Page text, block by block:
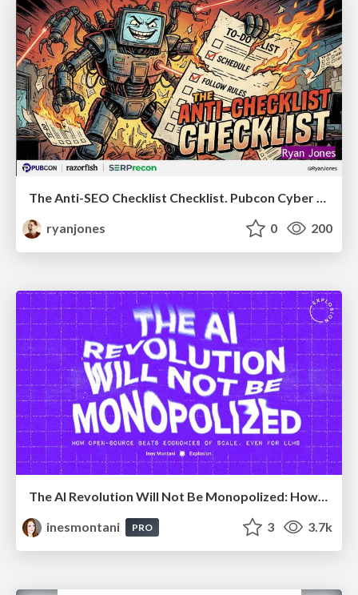
The Anti-SEO Checklist Checklist. Pubcon Cyber Week
ryanjones
0 200
inesmontani
PRO 3 3.7k